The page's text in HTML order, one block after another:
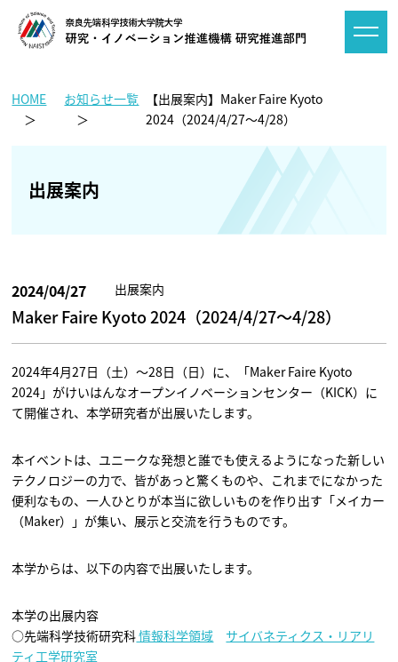
HOME お知らせ一覧
【出展案内】Maker Faire Kyoto
2024（2024/4/27～4/28）
出展案内
2024/04/27 出展案内
Maker Faire Kyoto 2024（2024/4/27～4/28）
2024年4月27日（土）～28日（日）に、「Maker Faire Kyoto
2024」がけいはんなオープンイノベーションセンター（KICK）に
て開催され、本学研究者が出展いたします。
本イベントは、ユニークな発想と誰でも使えるようになった新しい
テクノロジーの力で、皆があっと驚くものや、これまでになかった
便利なもの、一人ひとりが本当に欲しいものを作り出す「メイカー
（Maker）」が集い、展示と交流を行うものです。
本学からは、以下の内容で出展いたします。
本学の出展内容
○先端科学技術研究科情報科学領域
サイバネティクス・リアリ
ティ工学研究室